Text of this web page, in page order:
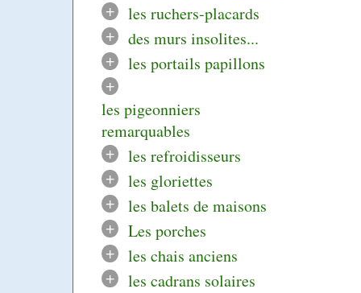
+
les ruchers-placards
+
des murs insolites...
+
les portails papillons
+
les pigeonniers
remarquables
+
les refroidisseurs
+
les gloriettes
+
les balets de maisons
+
Les porches
+
les chais anciens
+
les cadrans solaires